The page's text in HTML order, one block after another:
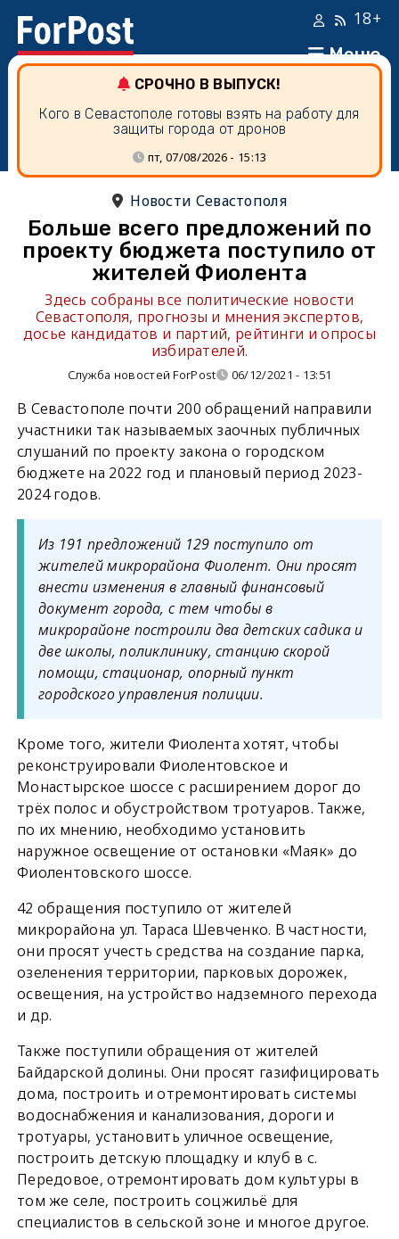
Меню
18+
СРОЧНО В ВЫПУСК!
Кого в Севастополе готовы взять на работу для
защиты города от дронов
пт, 07/08/2026 - 15:13
Новости Севастополя
Больше всего предложений по
проекту бюджета поступило от
жителей Фиолента
Здесь собраны все политические новости
Севастополя, прогнозы и мнения экспертов,
досье кандидатов и партий, рейтинги и опросы
избирателей.
Служба новостей ForPost 06/12/2021 - 13:51
В Севастополе почти 200 обращений направили
участники так называемых заочных публичных
слушаний по проекту закона о городском
бюджете на 2022 год и плановый период 2023-
2024 годов.
Из 191 предложений 129 поступило от
жителей микрорайона Фиолент. Они просят
внести изменения в главный финансовый
документ города, с тем чтобы в
микрорайоне построили два детских садика и
две школы, поликлинику, станцию скорой
помощи, стационар, опорный пункт
городского управления полиции.
Кроме того, жители Фиолента хотят, чтобы
реконструировали Фиолентовское и
Монастырское шоссе с расширением дорог до
трёх полос и обустройством тротуаров. Также,
по их мнению, необходимо установить
наружное освещение от остановки «Маяк» до
Фиолентовского шоссе.
42 обращения поступило от жителей
микрорайона ул. Тараса Шевченко. В частности,
они просят учесть средства на создание парка,
озеленения территории, парковых дорожек,
освещения, на устройство надземного перехода
и др.
Также поступили обращения от жителей
Байдарской долины. Они просят газифицировать
дома, построить и отремонтировать системы
водоснабжения и канализования, дороги и
тротуары, установить уличное освещение,
построить детскую площадку и клуб в с.
Передовое, отремонтировать дом культуры в
том же селе, построить соцжильё для
специалистов в сельской зоне и многое другое.